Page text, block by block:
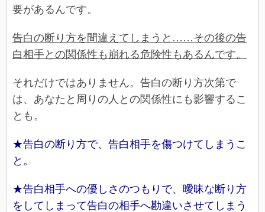
要があるんです。
告白の断り方を間違えてしまうと……その後の告
白相手との関係性も崩れる危険性もあるんです。
それだけではありません。告白の断り方次第で
は、あなたと周りの人との関係性にも影響するこ
とも。
★告白の断り方で、告白相手を傷つけてしまうこ
と。
★告白相手への優しさのつもりで、曖昧な断り方
をしてしまって告白の相手へ勘違いさせてしまう